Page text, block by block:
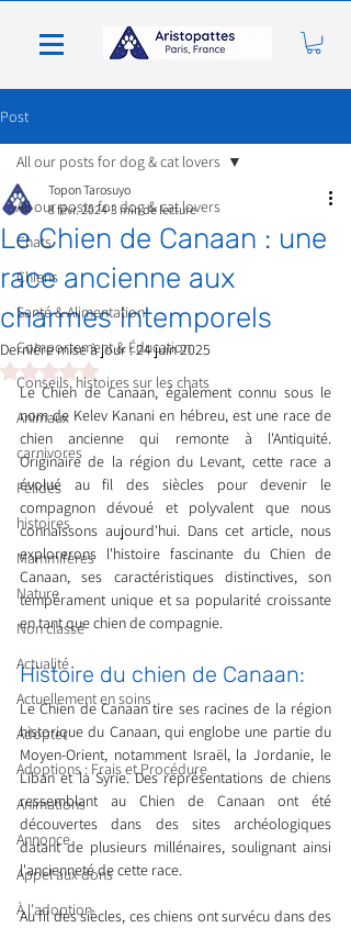
Post
All our posts for dog & cat lovers
Chats
Chiens
Santé & Alimentation
Comportement & Éducation
Conseils, histoires sur les chats
Animaux
carnivores
Félidés
histoires
Mammifères
Nature
Non classé
Actualité
Actuellement en soins
Adopter
Adoptions : Frais et Procédure
Animations
Annonce
Appel aux dons
À l'adoption
All our posts for dog & cat lovers
Le Chien de Canaan : une
race ancienne aux
charmes intemporels
Topon Tarosuyo
8 févr. 2024 3 min de lecture
Dernière mise à jour :24 juin 2025
Noté NaN étoiles sur 5.
Le Chien de Canaan, également connu sous le
nom de Kelev Kanani en hébreu, est une race de
chien ancienne qui remonte à l'Antiquité.
Originaire de la région du Levant, cette race a
évolué au fil des siècles pour devenir le
compagnon dévoué et polyvalent que nous
connaissons aujourd'hui. Dans cet article, nous
explorerons l'histoire fascinante du Chien de
Canaan, ses caractéristiques distinctives, son
tempérament unique et sa popularité croissante
en tant que chien de compagnie.
Histoire du chien de Canaan:
Le Chien de Canaan tire ses racines de la région
historique du Canaan, qui englobe une partie du
Moyen-Orient, notamment Israël, la Jordanie, le
Liban et la Syrie. Des représentations de chiens
ressemblant au Chien de Canaan ont été
découvertes dans des sites archéologiques
datant de plusieurs millénaires, soulignant ainsi
l'ancienneté de cette race.
Au fil des siècles, ces chiens ont survécu dans des